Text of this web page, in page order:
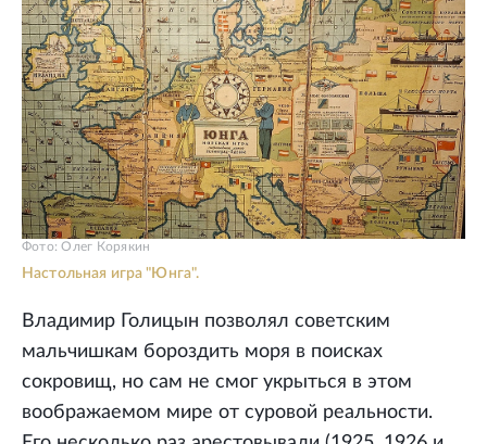
Настольная игра "Юнга".
Фото: Олег Корякин
Владимир Голицын позволял советским
мальчишкам бороздить моря в поисках
сокровищ, но сам не смог укрыться в этом
воображаемом мире от суровой реальности.